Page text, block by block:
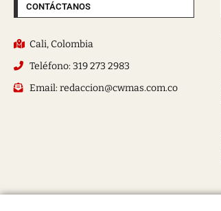
CONTÁCTANOS
Cali, Colombia
Teléfono: 319 273 2983
Email: redaccion@cwmas.com.co